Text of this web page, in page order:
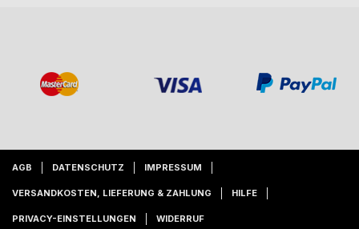
AGB DATENSCHUTZ IMPRESSUM
VERSANDKOSTEN, LIEFERUNG & ZAHLUNG HILFE
PRIVACY-EINSTELLUNGEN WIDERRUF